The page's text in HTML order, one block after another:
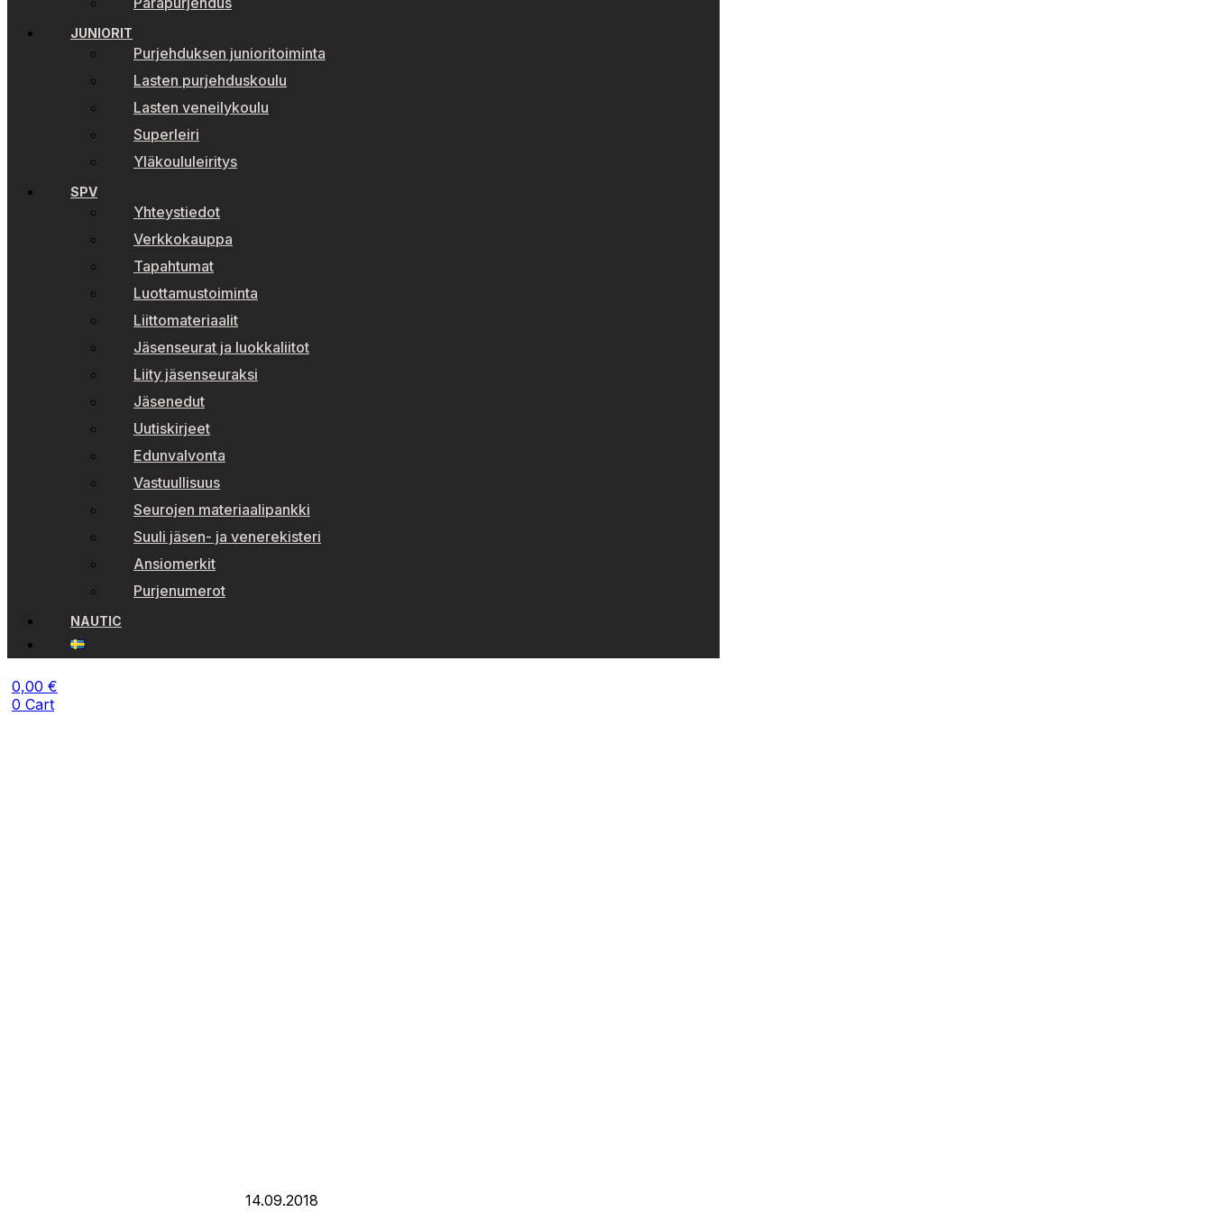
JUNIORIT
Purjehduksen junioritoiminta
Lasten purjehduskoulu
Lasten veneilykoulu
Superleiri
Yläkoululeiritys
SPV
Yhteystiedot
Verkkokauppa
Tapahtumat
Luottamustoiminta
Liittomateriaalit
Jäsenseurat ja luokkaliitot
Liity jäsenseuraksi
Jäsenedut
Uutiskirjeet
Edunvalvonta
Vastuullisuus
Seurojen materiaalipankki
Suuli jäsen- ja venerekisteri
Ansiomerkit
Purjenumerot
NAUTIC
0,00 €
0 Cart
14.09.2018